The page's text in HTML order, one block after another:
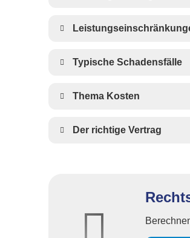
Typische Schadensfälle
Thema Kosten
Der richtige Vertrag